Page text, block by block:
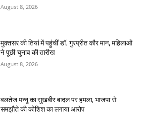
August 8, 2026
मुक्तसर की तियां में पहुंचीं डॉ. गुरप्रीत कौर मान, महिलाओं
ने पूछी चुनाव की तारीख
August 8, 2026
बलतेज पन्नू का सुखबीर बादल पर हमला, भाजपा से
समझौते की कोशिश का लगाया आरोप